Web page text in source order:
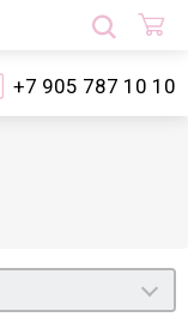
+7 905 787 10 10